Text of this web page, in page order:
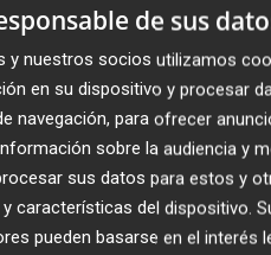
de sus
y nuestros socios utilizamos
en su dispositivo y procesar
navegación, para ofrecer
sobre la audiencia y
sus datos para estos y
características del dispositivo.
pueden basarse en el interés